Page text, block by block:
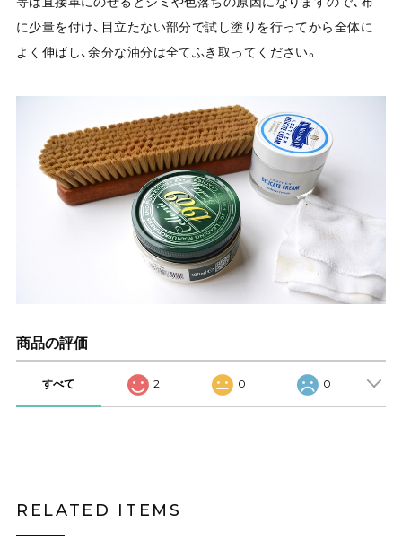
に少量を付け、目立たない部分で試し塗りを行ってから全体に
よく伸ばし、余分な油分は全てふき取ってください。
商品の評価
すべて 2 0 0
RELATED ITEMS